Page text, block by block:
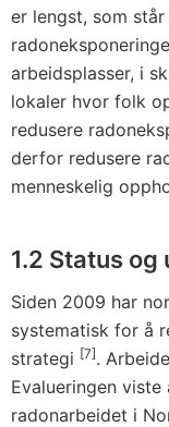
er lengst, som
arbeidsplasser, i
lokaler hvor folk
redusere
derfor redusere
menneskelig
1.2 Status
Siden 2009 har
systematisk for å
strategi [7].
Evalueringen
radonarbeidet i